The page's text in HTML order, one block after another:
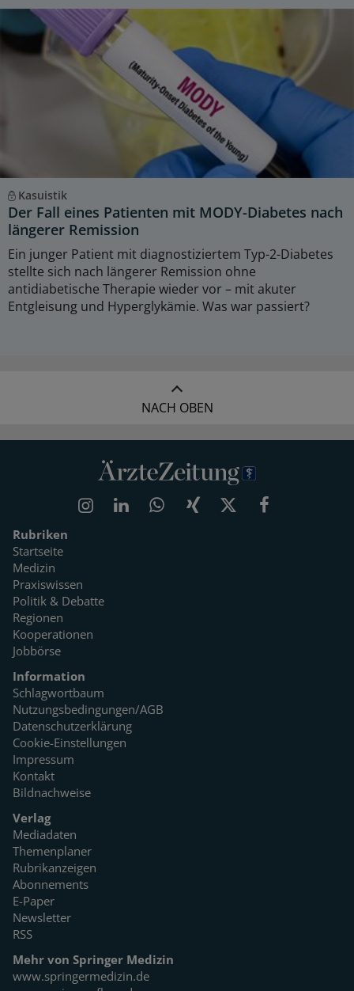
Kasuistik
Der Fall eines Patienten mit MODY-Diabetes nach
längerer Remission
Ein junger Patient mit diagnostiziertem Typ-2-Diabetes
stellte sich nach längerer Remission ohne
antidiabetische Therapie wieder vor – mit akuter
Entgleisung und Hyperglykämie. Was war passiert?
NACH OBEN
Rubriken
Startseite
Medizin
Praxiswissen
Politik & Debatte
Regionen
Kooperationen
Jobbörse
Information
Schlagwortbaum
Nutzungsbedingungen/AGB
Datenschutzerklärung
Cookie-Einstellungen
Impressum
Kontakt
Bildnachweise
Verlag
Mediadaten
Themenplaner
Rubrikanzeigen
Abonnements
E-Paper
Newsletter
RSS
Mehr von Springer Medizin
www.springermedizin.de